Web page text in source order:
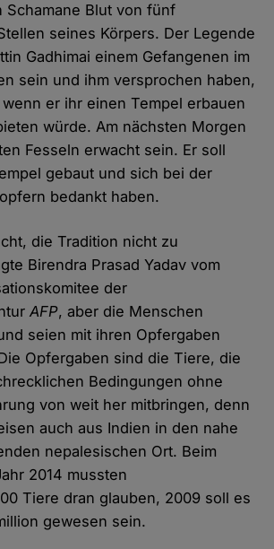
Schamane Blut von fünf
seines Körpers. Der Legende
Gadhimai einem Gefangenen im
sein und ihm versprochen haben,
er ihr einen Tempel erbauen
würde. Am nächsten Morgen
Fesseln erwacht sein. Er soll
gebaut und sich bei der
bedankt haben.
die Tradition nicht zu
Birendra Prasad Yadav vom
der
AFP, aber die Menschen
seien mit ihren Opfergaben
Opfergaben sind die Tiere, die
Bedingungen ohne
von weit her mitbringen, denn
auch aus Indien in den nahe
nepalesischen Ort. Beim
2014 mussten
Tiere dran glauben, 2009 soll es
gewesen sein.